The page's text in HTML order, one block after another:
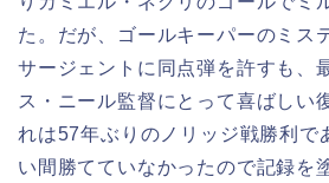
た。だが、ゴールキーパーのミス
サージェントに同点弾を許すも、
ス・ニール監督にとって喜ばしい
れは57年ぶりのノリッジ戦勝利で
い間勝てていなかったので記録を